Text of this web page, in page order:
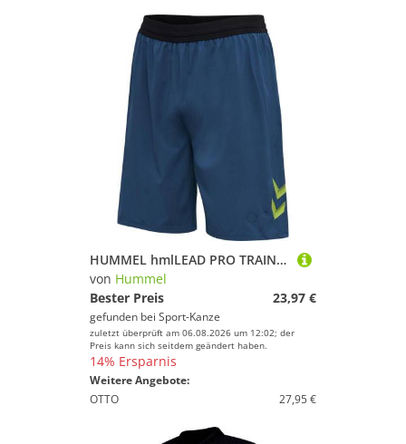
HUMMEL hmlLEAD PRO TRAINING SHORTS 207420 DARK DENIM Gr. XL
von Hummel
Bester Preis
23,97 €
gefunden bei Sport-Kanze
zuletzt überprüft am 06.08.2026 um 12:02; der
Preis kann sich seitdem geändert haben.
14% Ersparnis
Weitere Angebote:
OTTO
27,95 €